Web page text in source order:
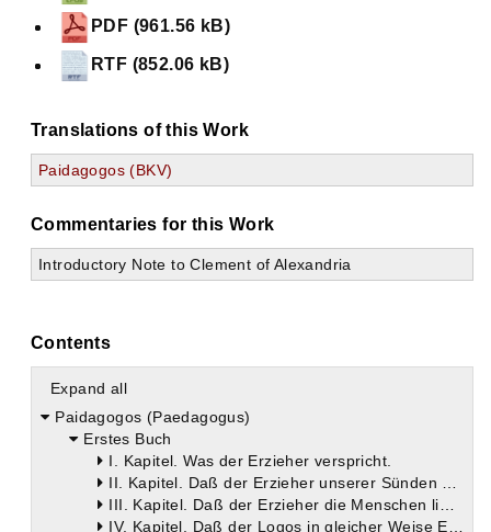
PDF (961.56 kB)
RTF (852.06 kB)
Translations of this Work
Paidagogos (BKV)
Commentaries for this Work
Introductory Note to Clement of Alexandria
Contents
Expand all
Paidagogos (Paedagogus)
Erstes Buch
I. Kapitel. Was der Erzieher verspricht.
II. Kapitel. Daß der Erzieher unserer Sünden wegen die Leitung hat.
III. Kapitel. Daß der Erzieher die Menschen liebt.
IV. Kapitel. Daß der Logos in gleicher Weise Erzieher von Männern und Frauen ist.